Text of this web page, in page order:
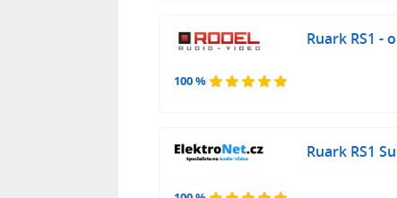
100 %
Ruark RS1 -
Ruark RS1